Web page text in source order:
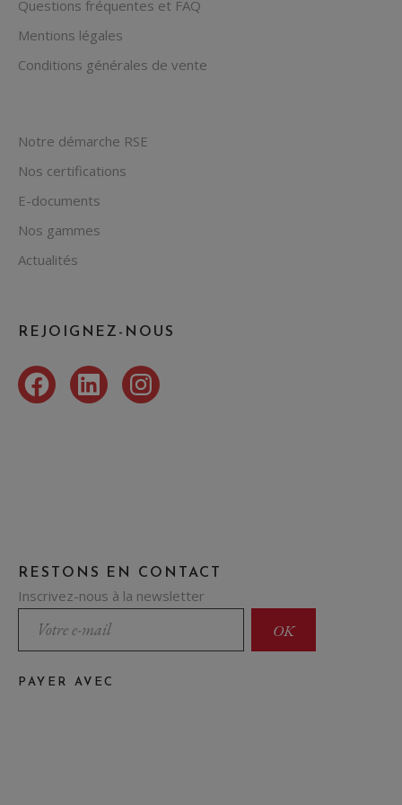
Questions fréquentes et FAQ
Mentions légales
Conditions générales de vente
Notre démarche RSE
Nos certifications
E-documents
Nos gammes
Actualités
REJOIGNEZ-NOUS
FacebookLinkedInInstagram
RESTONS EN CONTACT
Inscrivez-nous à la newsletter
PAYER AVEC